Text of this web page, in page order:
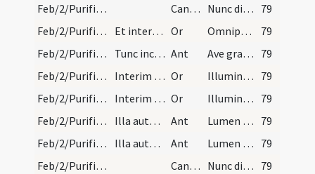
Feb/2/Purificatio BMV/Candlemas
CantNT Nunc dimittis 79
Feb/2/Purificatio BMV/Candlemas/2
Et interim aspergantur cerei aqua benedicta et tu… Or Omnipotens sempiterne Deus qui Unigenitum tuum ante tempora ... mereamur irradiari.
79
Feb/2/Purificatio BMV/Candlemas/2
Tunc incipiat cantor Ant Ave gratia plena Dei Genitrix Virgo ex te enim ortus est sol iustitiae illuminans quae in tenebris sunt laetare et tu senior iuste suscipiens Iesum in ulnas liberatorem animarum nostrarum donantem nobis et resurrectionem. 79
Feb/2/Purificatio BMV/Candlemas/3
Interim accendant candelas. Deinde dicatur Or Illumina quaesumus Domine populum tuum ... apprehendat. 79
Feb/2/Purificatio BMV/Candlemas/3
Interim accendant candelas. Deinde dicatur Or Illumina quaesumus Domine populum tuum ... apprehendat. 79
Feb/2/Purificatio BMV/Candlemas/1
Illa autem finita cantetur Ant Lumen ad revelationem gentium 79
Feb/2/Purificatio BMV/Candlemas/1
Illa autem finita cantetur Ant Lumen ad revelationem gentium 79
Feb/2/Purificatio BMV/Candlemas
CantNT Nunc dimittis 79